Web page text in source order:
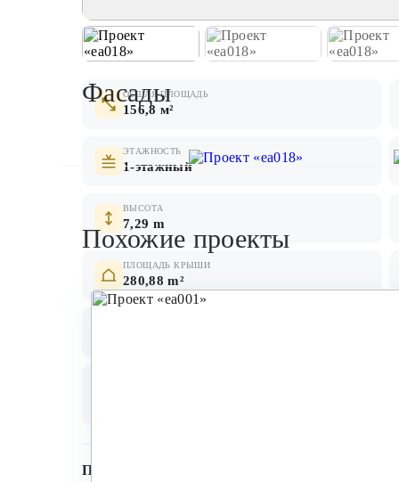
ОБЩАЯ ПЛОЩАДЬ
156,8 м²
ЭТАЖНОСТЬ
1-этажный
ВЫСОТА
7,29 m
ПЛОЩАДЬ КРЫШИ
280,88 m²
Планировки
Фасады
Похожие проекты